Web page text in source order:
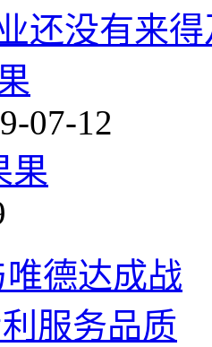
还没有来
07-12
果